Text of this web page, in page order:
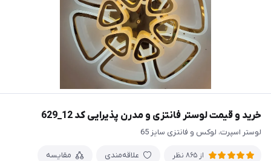
خرید و قیمت لوستر فانتزی و مدرن پذیرایی کد 12_629
لوستر اسپرت، لوکس و فانتزی سایز 65
از 865 نظر علاقه‌مندی مقایسه